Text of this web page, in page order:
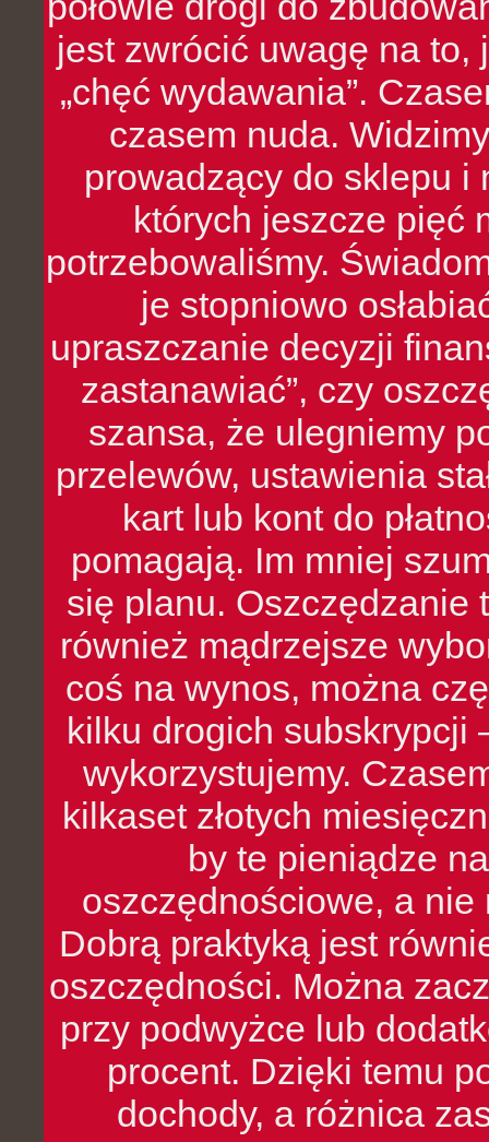
jest zwrócić uwagę na to,
„chęć wydawania”.
czasem nuda.
prowadzący do sklepu i
których jeszcze pięć
potrzebowaliśmy.
je stopniowo
upraszczanie decyzji
zastanawiać”, czy
szansa, że ulegniemy
przelewów, ustawienia
kart lub kont do
pomagają. Im mniej
się planu. Oszczędzanie
również mądrzejsze
coś na wynos, można
kilku drogich subskrypcji
wykorzystujemy.
kilkaset złotych
by te pieniądze
oszczędnościowe, a nie
Dobrą praktyką jest
oszczędności. Można
przy podwyżce lub
procent. Dzięki temu
dochody, a różnica